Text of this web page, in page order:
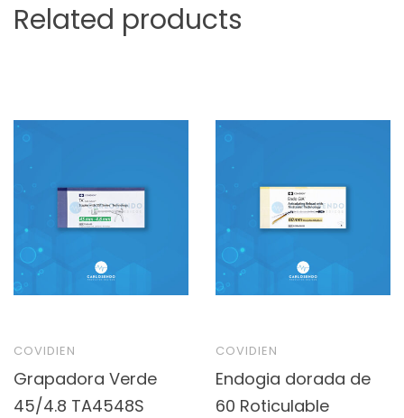
Related products
COVIDIEN
Grapadora Verde
45/4.8 TA4548S
COVIDIEN
Endogia dorada de
60 Roticulable